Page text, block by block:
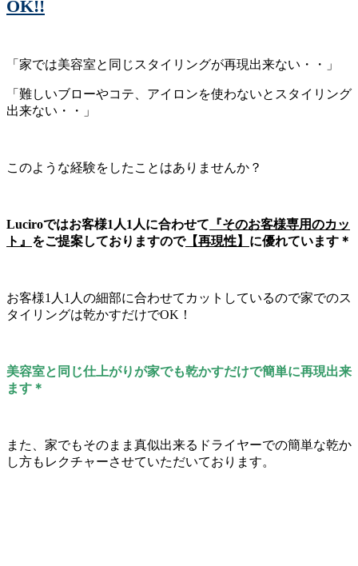
OK!!
「家では美容室と同じスタイリングが再現出来ない・・」
「難しいブローやコテ、アイロンを使わないとスタイリング
出来ない・・」
このような経験をしたことはありませんか？
Luciroではお客様1人1人に合わせて 『そのお客様専用のカッ
ト』 をご提案しておりますので【再現性】 に優れています＊
お客様1人1人の細部に合わせてカットしているので家でのス
タイリングは乾かすだけでOK！
美容室と同じ仕上がりが家でも乾かすだけで簡単に再現出来
ます＊
また、家でもそのまま真似出来るドライヤーでの簡単な乾か
し方もレクチャーさせていただいております。